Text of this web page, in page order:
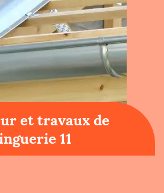
et travaux de
11